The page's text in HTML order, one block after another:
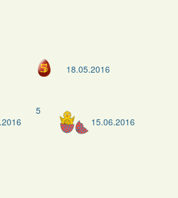
18.05.2016
5
15.06.2016